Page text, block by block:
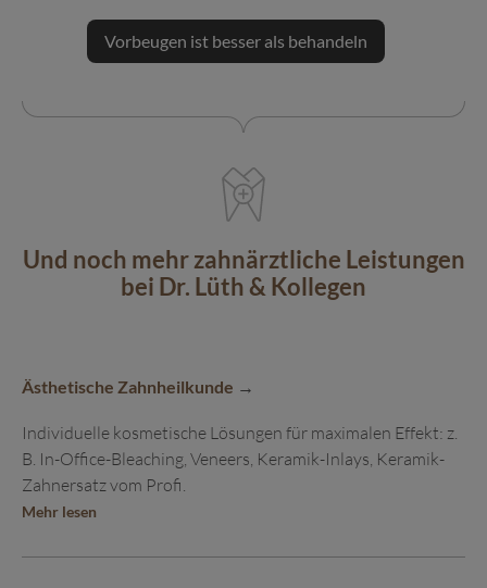
Vorbeugen ist besser als behandeln
Und noch mehr zahnärztliche Leistungen
bei Dr. Lüth & Kollegen
Ästhetische Zahnheilkunde
Individuelle kosmetische Lösungen für maximalen Effekt: z.
B. In-Office-Bleaching, Veneers, Keramik-Inlays, Keramik-
Zahn­ersatz vom Profi.
Mehr lesen